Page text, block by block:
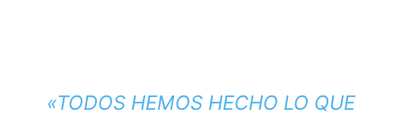
«TODOS HEMOS HECHO LO QUE